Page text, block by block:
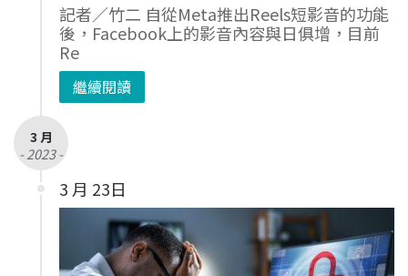
記者／竹二 自從Meta推出Reels短影音的功能
後，Facebook上的影音內容與日俱增，目前
Re
繼續閱讀
3 月
- 2023 -
3 月 23日